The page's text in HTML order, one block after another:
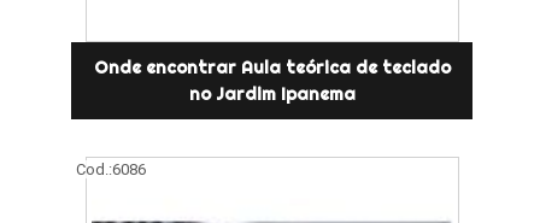
Onde encontrar Aula teórica de teclado
no Jardim Ipanema
Cod.:6086